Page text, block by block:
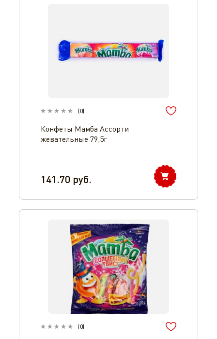
(0)
Конфеты Мамба Ассорти
жевательные 79,5г
141.70 руб.
(0)